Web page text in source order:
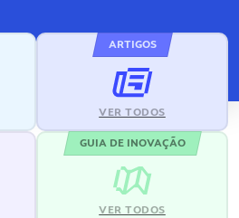
ARTIGOS
VER TODOS
GUIA DE INOVAÇÃO
VER TODOS